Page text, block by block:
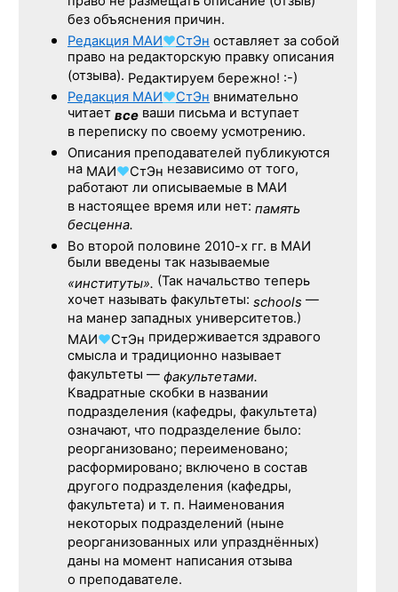
без объяснения причин.
Редакция МАИ♥СтЭн оставляет за собой
право на редакторскую правку описания
(отзыва). Редактируем бережно! :-)
Редакция МАИ♥СтЭн внимательно
читает все ваши письма и вступает
в переписку по своему усмотрению.
Описания преподавателей публикуются
на МАИ♥СтЭн независимо от того,
работают ли описываемые в МАИ
в настоящее время или нет: память
бесценна.
Во второй половине 2010-х гг. в МАИ
были введены так называемые
«институты». (Так начальство теперь
хочет называть факультеты: schools —
на манер западных университетов.)
МАИ♥СтЭн придерживается здравого
смысла и традиционно называет
факультеты — факультетами.
Квадратные скобки в названии
подразделения (кафедры, факультета)
означают, что подразделение было:
реорганизовано; переименовано;
расформировано; включено в состав
другого подразделения (кафедры,
факультета) и т. п. Наименования
некоторых подразделений (ныне
реорганизованных или упразднённых)
даны на момент написания отзыва
о преподавателе.